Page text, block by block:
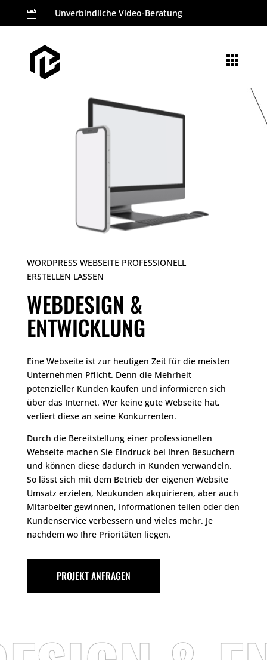
 Unverbindliche Video-Beratung

WORDPRESS WEBSEITE PROFESSIONELL
ERSTELLEN LASSEN
WEBDESIGN &
ENTWICKLUNG
Eine Webseite ist zur heutigen Zeit für die meisten
Unternehmen Pflicht. Denn die Mehrheit
potenzieller Kunden kaufen und informieren sich
über das Internet. Wer keine gute Webseite hat,
verliert diese an seine Konkurrenten.
Durch die Bereitstellung einer professionellen
Webseite machen Sie Eindruck bei Ihren Besuchern
und können diese dadurch in Kunden verwandeln.
So lässt sich mit dem Betrieb der eigenen Website
Umsatz erzielen, Neukunden akquirieren, aber auch
Mitarbeiter gewinnen, Informationen teilen oder den
Kundenservice verbessern und vieles mehr. Je
nachdem wo Ihre Prioritäten liegen.
PROJEKT ANFRAGEN